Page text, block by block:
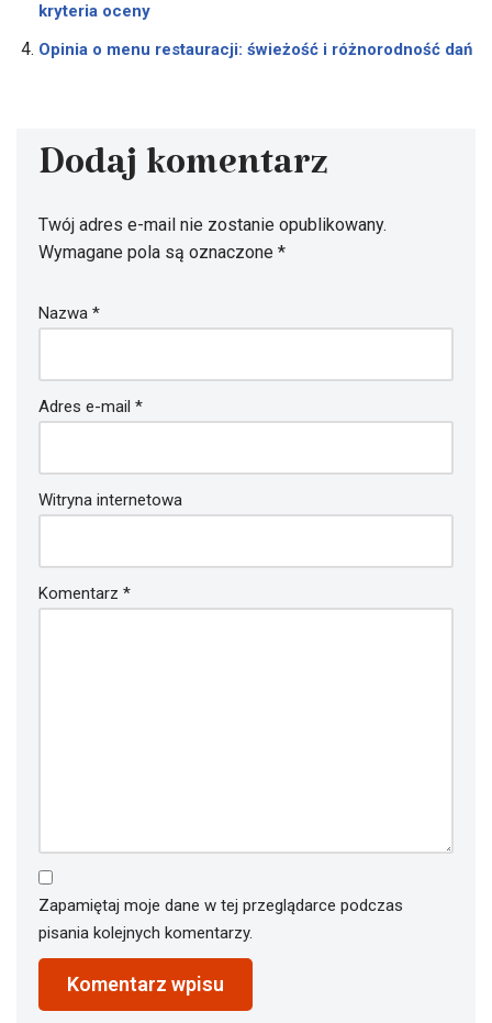
kryteria oceny
Opinia o menu restauracji: świeżość i różnorodność dań
Dodaj komentarz
Twój adres e-mail nie zostanie opublikowany.
Wymagane pola są oznaczone *
Nazwa *
Adres e-mail *
Witryna internetowa
Komentarz *
Zapamiętaj moje dane w tej przeglądarce podczas
pisania kolejnych komentarzy.